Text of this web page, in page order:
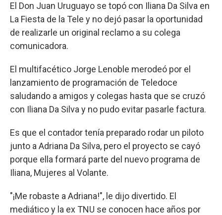
El Don Juan Uruguayo se topó con Iliana Da Silva en
La Fiesta de la Tele y no dejó pasar la oportunidad
de realizarle un original reclamo a su colega
comunicadora.
El multifacético Jorge Lenoble merodeó por el
lanzamiento de programación de Teledoce
saludando a amigos y colegas hasta que se cruzó
con Iliana Da Silva y no pudo evitar pasarle factura.
Es que el contador tenía preparado rodar un piloto
junto a Adriana Da Silva, pero el proyecto se cayó
porque ella formará parte del nuevo programa de
Iliana, Mujeres al Volante.
"¡Me robaste a Adriana!", le dijo divertido. El
mediático y la ex TNU se conocen hace años por